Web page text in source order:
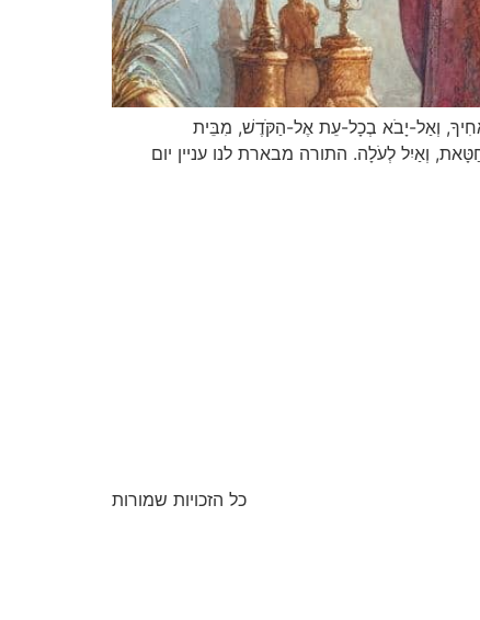
וְאַל-יָבֹא בְכָל-עֵת אֶל-הַקֹּדֶשׁ, מִבֵּית
וְאַיִל לְעֹלָה. התורה מבארת לנו עניין יום
כל הזכויות שמורות